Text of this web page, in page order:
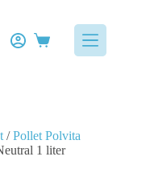
/Pollet Polvita
1 liter